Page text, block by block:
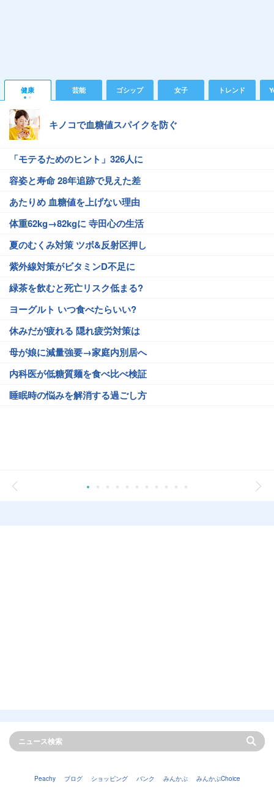
健康 芸能 ゴシップ 女子 トレンド
キノコで血糖値スパイクを防ぐ
「モテるためのヒント」326人に
容姿と寿命 28年追跡で見えた差
あたりめ 血糖値を上げない理由
体重62kg→82kgに 寺田心の生活
夏のむくみ対策 ツボ&反射区押し
紫外線対策がビタミンD不足に
緑茶を飲むと死亡リスク低まる?
ヨーグルト いつ食べたらいい?
休みだが疲れる 隠れ疲労対策は
母が娘に減量強要→家庭内別居へ
内科医が低糖質麺を食べ比べ検証
睡眠時の悩みを解消する過ごし方
Peachy ブログ ショッピング バンク みんかぶ みんかぶChoice